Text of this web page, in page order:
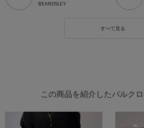
BEARDSLEY
この商品を紹介したパルク